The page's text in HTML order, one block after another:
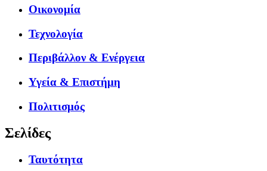
Οικονομία
Τεχνολογία
Περιβάλλον & Ενέργεια
Υγεία & Επιστήμη
Πολιτισμός
Σελίδες
Ταυτότητα